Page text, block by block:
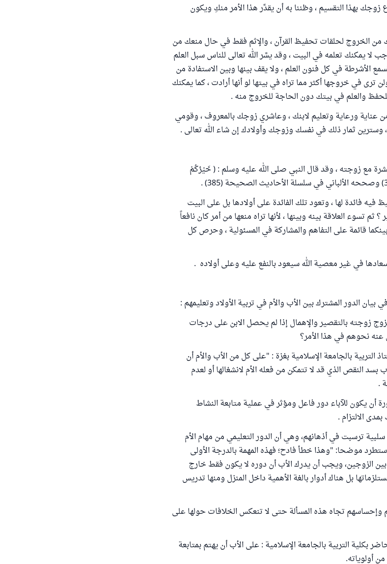
بهذا التقسيم ، وظننا به أن يقدِّر هذا الأمر منكِ ويكون
من الخروج لحلقات تحفيظ القرآن ، والإثم فقط في حال منعك من
لا يمكنك تعلمه في البيت ، وقد يسَّر الله تعالى للناس سبل العلم
الأشرطة في كل فنون العلم ، ولا يقف بينها وبين الاستفادة من
ترى في خروجها أكثر مما تراه في بيتها لو أنها أرادت ، كما يمكنك
والعلم في بيتك دون الحاجة للخروج منه .
ورعاية وتعليم لابنك ، وعاشري زوجك بالمعروف ، وقومي
وسترين ثمار ذلك في نفسك وزوجك وأولادك إن شاء الله تعالى .
مع زوجته ، وقد قال النبي صلى الله عليه وسلم : ( خَيْرُكُمْ
فيه فائدة لها ، وتعود تلك الفائدة على أولادها بل على البيت
ثم تسوء العلاقة بينه وبينها ، لأنها تراه منعها من أمر كان نافعاً
قائمة على التفاهم والمشاركة في المسئولية ، وحرص كل
في غير معصية الله سيعود بالنفع عليه وعلى أولاده .
الدور المشترك بين الأب والأم في تربية الأولاد وتعليمهم :
زوجته بالتقصير والإهمال إذا لم يحصل الابن على درجات
عنه نحوهم في هذا الأمر؟
التربية بالجامعة الإسلامية بغزة : "على كل من الأب والأم أن
بسد النقص الذي قد لا تتمكن من فعله الأم لانشغالها أو لعدم
.
يكون للآباء دور فاعل ومؤثر في عملية متابعة النشاط
الالتزام .
ترسبت في أذهانهم، وهي أن الدور التعليمي من مهام الأم
موضحا: "وهذا خطأ فادح؛ فهذه المهمة بالدرجة الأولى
بين الزوجين، ويجب أن يدرك الأب أن دوره لا يكون فقط خارج
بل هناك أدوار بالغة الأهمية داخل المنزل ومنها تدريس
وإحساسهم تجاه هذه المسألة حتى لا تنعكس الخلافات حولها على
بكلية التربية بالجامعة الإسلامية : على الأب أن يهتم بمتابعة
أولوياته.